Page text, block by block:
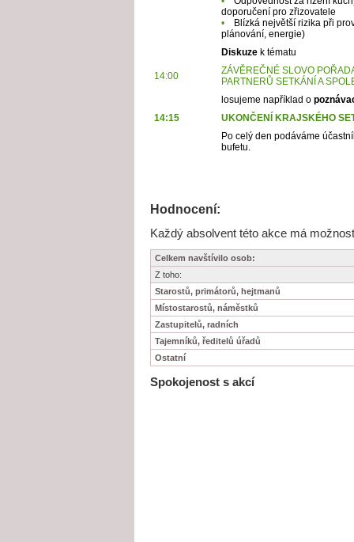
doporučení pro zřizovatele
•
Blízká největší rizika při
plánování, energie)
Diskuzek tématu
14:00
ZÁVĚREČNÉ SLOVO
PARTNERŮ SETKÁNÍ A
losujeme například o
14:15
UKONČENÍ KRAJSKÉHO
Po celý den podáváme
bufetu.
Hodnocení:
Každý absolvent této akce má
Celkem navštívilo osob:
Z toho:
Starostů, primátorů, hejtmanů
Místostarostů, náměstků
Zastupitelů, radních
Tajemníků, ředitelů úřadů
Ostatní
Spokojenost s akcí